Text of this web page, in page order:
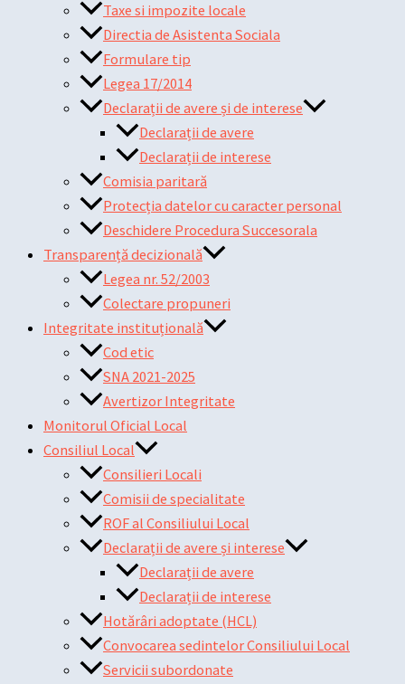
Taxe si impozite locale
Directia de Asistenta Sociala
Formulare tip
Legea 17/2014
Declarații de avere și de interese
Declarații de avere
Declarații de interese
Comisia paritară
Protecția datelor cu caracter personal
Deschidere Procedura Succesorala
Transparență decizională
Legea nr. 52/2003
Colectare propuneri
Integritate instituțională
Cod etic
SNA 2021-2025
Avertizor Integritate
Monitorul Oficial Local
Consiliul Local
Consilieri Locali
Comisii de specialitate
ROF al Consiliului Local
Declarații de avere și interese
Declarații de avere
Declarații de interese
Hotărâri adoptate (HCL)
Convocarea sedintelor Consiliului Local
Servicii subordonate